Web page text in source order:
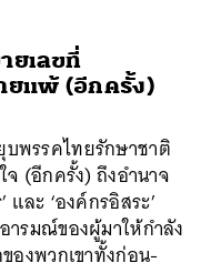
เลขที่
ยแพ้ (อีกครั้ง)
พรรคไทยรักษาชาติ
(อีกครั้ง) ถึงอำนาจ
ละ ‘องค์กรอิสระ’
ารมณ์ของผู้มาให้กำลัง
องพวกเขาทั้งก่อน-